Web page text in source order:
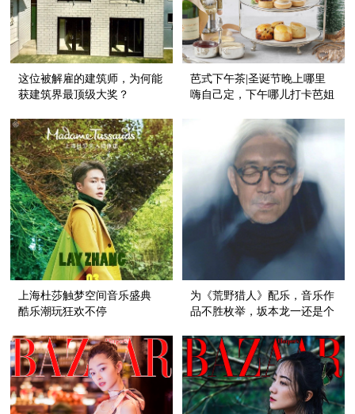
这位被解雇的建筑师，为何能
获建筑界最顶级大奖？
芭式下午茶|圣诞节晚上哪里
嗨自己定，下午哪儿打卡芭姐
上海杜莎触梦空间音乐盛典
酷乐潮玩狂欢不停
为《荒野猎人》配乐，音乐作
品不胜枚举，坂本龙一还是个